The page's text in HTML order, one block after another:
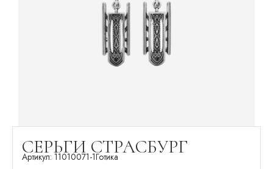
СЕРЬГИ СТРАСБУРГ
Артикул: 11010071-1Готика